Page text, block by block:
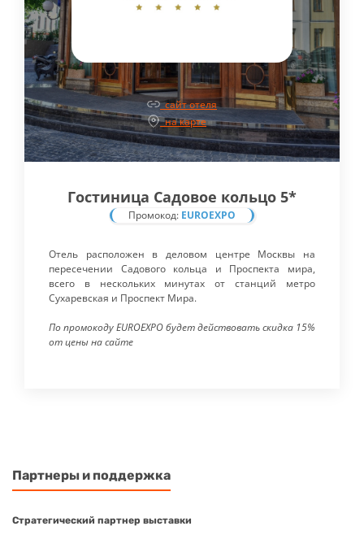
сайт отеля
на карте
Гостиница Садовое кольцо 5*
Промокод: EUROEXPO
Отель расположен в деловом центре Москвы на
пересечении Садового кольца и Проспекта мира,
всего в нескольких минутах от станций метро
Сухаревская и Проспект Мира.
По промокоду EUROEXPO будет действовать скидка 15%
от цены на сайте
Партнеры и поддержка
Стратегический партнер выставки